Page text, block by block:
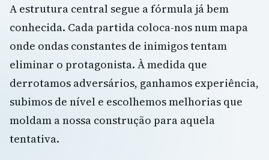
A estrutura central segue a fórmula já bem
conhecida. Cada partida coloca-nos num mapa
onde ondas constantes de inimigos tentam
eliminar o protagonista. À medida que
derrotamos adversários, ganhamos experiência,
subimos de nível e escolhemos melhorias que
moldam a nossa construção para aquela
tentativa.